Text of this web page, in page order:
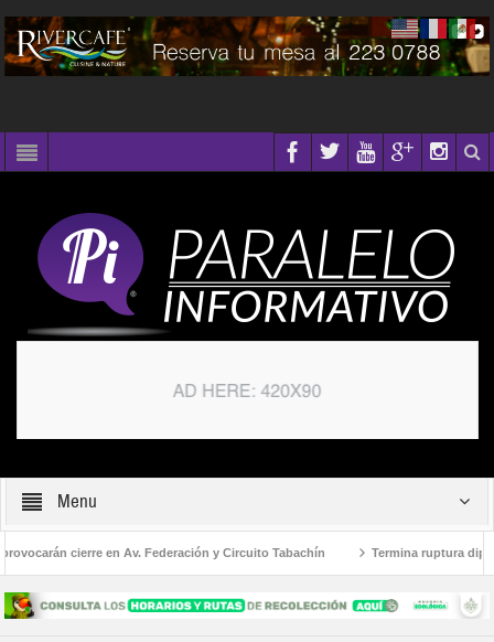
Menu
cierre en Av. Federación y Circuito Tabachín Termina ruptura
robo a Karely Ruiz